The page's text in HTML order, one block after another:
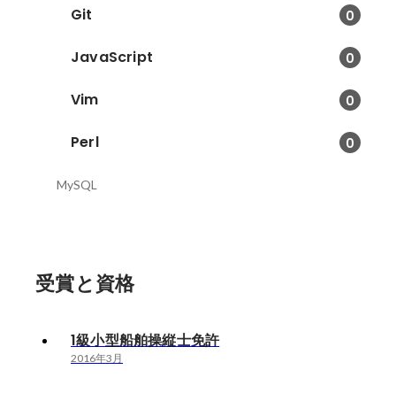
Git 0
JavaScript 0
Vim 0
Perl 0
MySQL
受賞と資格
1級小型船舶操縦士免許
2016年3月